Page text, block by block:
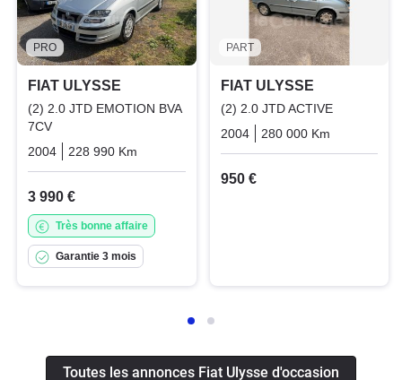
PRO
FIAT ULYSSE
(2) 2.0 JTD EMOTION BVA
7CV
2004
228 990 Km Diesel
3 990 €
Très bonne affaire
Garantie 3 mois
PART
FIAT ULYSSE
(2) 2.0 JTD ACTIVE
2004
280 000 Km
950 €
Toutes les annonces Fiat Ulysse d'occasion